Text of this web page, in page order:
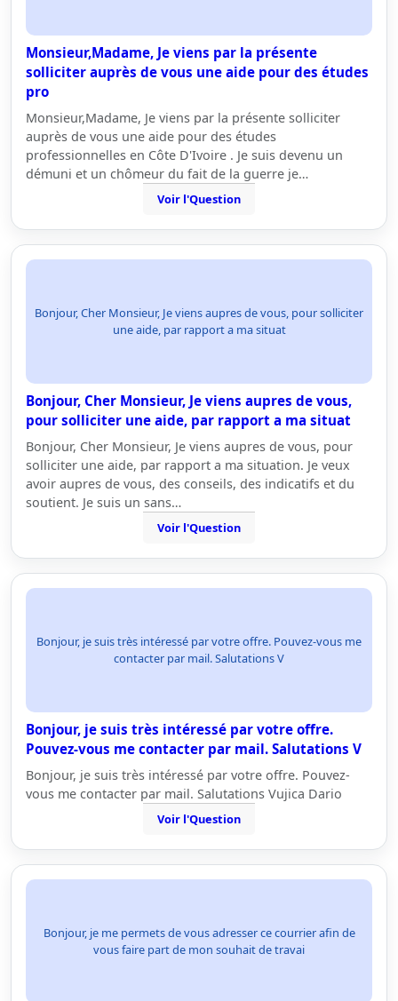
Monsieur,Madame, Je viens par la présente
solliciter auprès de vous une aide pour des études
pro
Monsieur,Madame, Je viens par la présente solliciter
auprès de vous une aide pour des études
professionnelles en Côte D'Ivoire . Je suis devenu un
démuni et un chômeur du fait de la guerre je…
Voir l'Question
Bonjour, Cher Monsieur, Je viens aupres de vous, pour solliciter
une aide, par rapport a ma situat
Bonjour, Cher Monsieur, Je viens aupres de vous,
pour solliciter une aide, par rapport a ma situat
Bonjour, Cher Monsieur, Je viens aupres de vous, pour
solliciter une aide, par rapport a ma situation. Je veux
avoir aupres de vous, des conseils, des indicatifs et du
soutient. Je suis un sans…
Voir l'Question
Bonjour, je suis très intéressé par votre offre. Pouvez-vous me
contacter par mail. Salutations V
Bonjour, je suis très intéressé par votre offre.
Pouvez-vous me contacter par mail. Salutations V
Bonjour, je suis très intéressé par votre offre. Pouvez-
vous me contacter par mail. Salutations Vujica Dario
Voir l'Question
Bonjour, je me permets de vous adresser ce courrier afin de
vous faire part de mon souhait de travai